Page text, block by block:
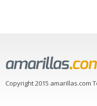
Copyright 2015 amarillas.com